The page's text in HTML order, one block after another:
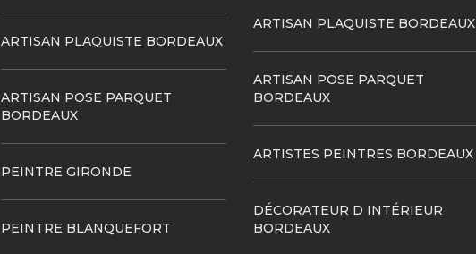
ARTISAN PLAQUISTE BORDEAUX
ARTISAN POSE PARQUET
BORDEAUX
PEINTRE GIRONDE
PEINTRE BLANQUEFORT
ARTISAN PLAQUISTE BORDEAUX
ARTISAN POSE PARQUET
BORDEAUX
ARTISTES PEINTRES BORDEAUX
DÉCORATEUR D INTÉRIEUR
BORDEAUX